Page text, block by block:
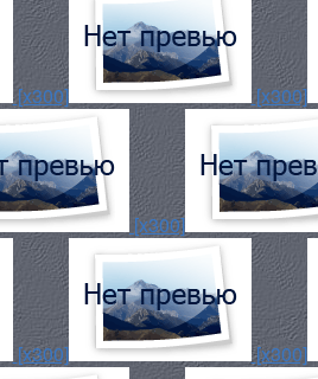
[x300] [x300]
[x300]
[x300] [x300]